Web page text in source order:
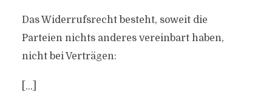
Das Widerrufsrecht besteht, soweit die
Parteien nichts anderes vereinbart haben,
nicht bei Verträgen:
[…]